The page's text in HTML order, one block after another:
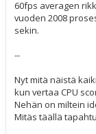
60fps averagen
vuoden 2008
sekin.
--
Nyt mitä näistä
kun vertaa CPU
Nehän on miltein
Mitäs täällä